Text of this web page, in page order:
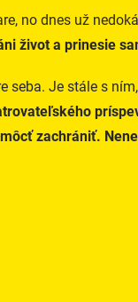
no dnes už
život a prinesie
seba. Je stále s
zachrániť.